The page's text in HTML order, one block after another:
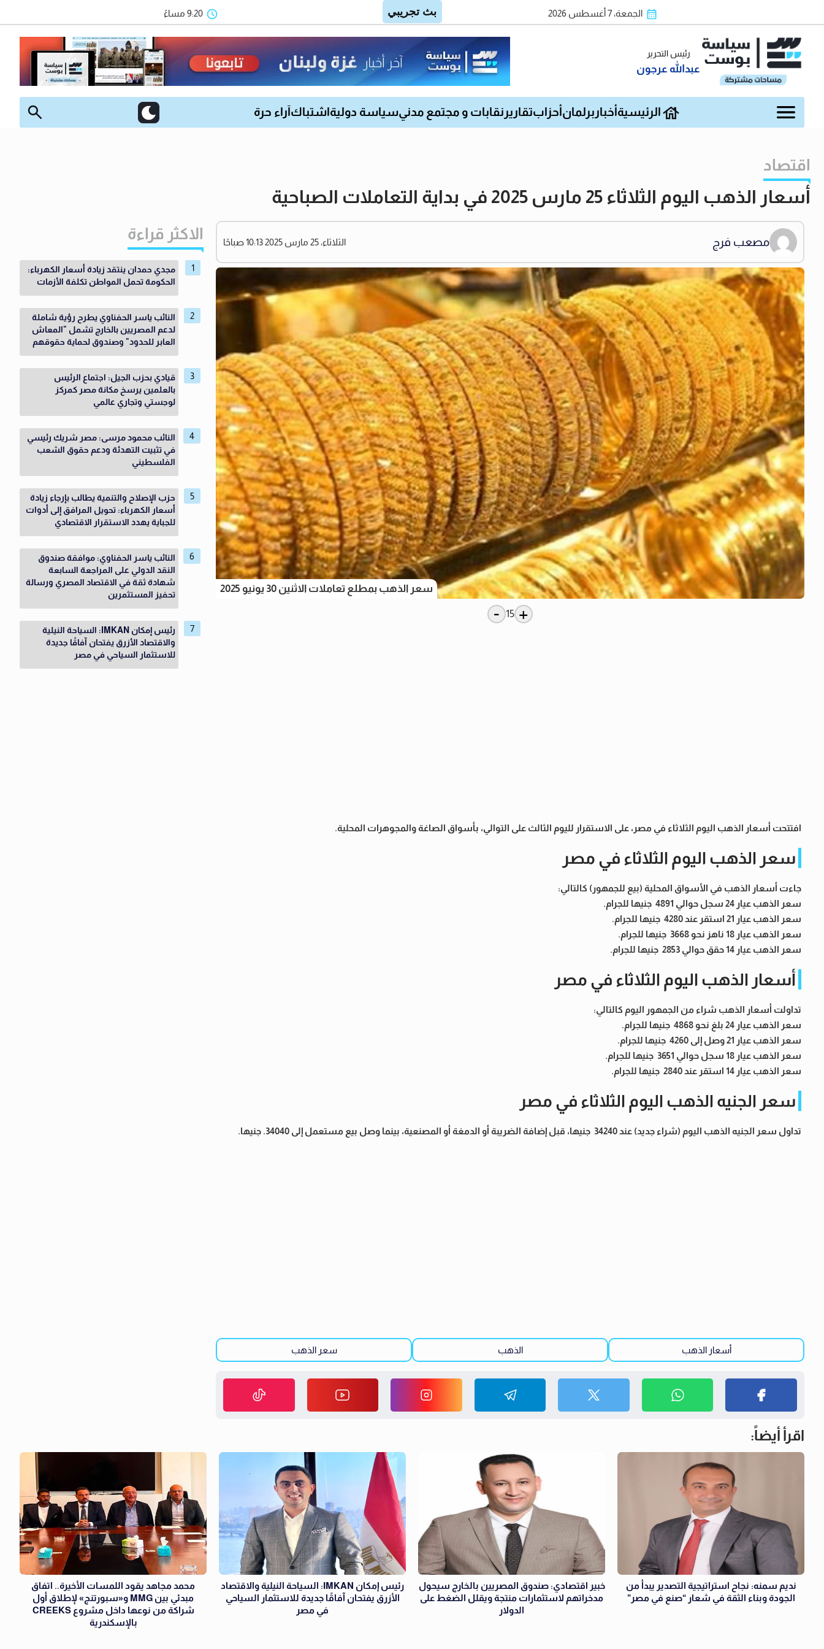
الجمعة، 7 أغسطس 2026 9:20 مساءً
رئيس التحرير
عبدالله عرجون
الرئيسية أخبار برلمان أحزابتقارير نقابات و مجتمع مدنيسياسة دولية اشتباك آراء حرة
اقتصاد
أسعار الذهب اليوم الثلاثاء 25 مارس 2025 في بداية التعاملات الصباحية
مصعب فرج الثلاثاء، 25 مارس 2025 10:13 صباحًا
سعر الذهب بمطلع تعاملات الاثنين 30 يونيو 2025
+
15
-
افتتحت أسعار الذهب اليوم الثلاثاء في مصر، على الاستقرار لليوم الثالث على التوالي، بأسواق الصاغة والمجوهرات المحلية.
سعر الذهب اليوم الثلاثاء في مصر
جاءت أسعار الذهب في الأسواق المحلية (بيع للجمهور) كالتالي:
سعر الذهب عيار 24 سجل حوالي 4891 جنيها للجرام.
سعر الذهب عيار 21 استقر عند 4280 جنيها للجرام.
سعر الذهب عيار 18 ناهز نحو 3668 جنيها للجرام.
سعر الذهب عيار 14 حقق حوالي 2853 جنيها للجرام.
أسعار الذهب اليوم الثلاثاء في مصر
تداولت أسعار الذهب شراء من الجمهور اليوم كالتالي:
سعر الذهب عيار 24 بلغ نحو 4868 جنيها للجرام.
سعر الذهب عيار 21 وصل إلى 4260 جنيها للجرام.
سعر الذهب عيار 18 سجل حوالي 3651 جنيها للجرام.
سعر الذهب عيار 14 استقر عند 2840 جنيها للجرام.
سعر الجنيه الذهب اليوم الثلاثاء في مصر
تداول سعر الجنيه الذهب اليوم (شراء جديد) عند 34240 جنيها، قبل إضافة الضريبة أو الدمغة أو المصنعية، بينما وصل بيع مستعمل إلى 34040. جنيها.
أسعار الذهب الذهب سعر الذهب
الاكثر قراءة
مجدي حمدان ينتقد زيادة أسعار الكهرباء:
الحكومة تحمل المواطن تكلفة الأزمات
النائب ياسر الحفناوي يطرح رؤية شاملة
لدعم المصريين بالخارج تشمل "المعاش
العابر للحدود" وصندوق لحماية حقوقهم
قيادي بحزب الجيل: اجتماع الرئيس
بالعلمين يرسخ مكانة مصر كمركز
لوجستي وتجاري عالمي
النائب محمود مرسى: مصر شريك رئيسي
في تثبيت التهدئة ودعم حقوق الشعب
الفلسطيني
حزب الإصلاح والتنمية يطالب بإرجاء زيادة
أسعار الكهرباء: تحويل المرافق إلى أدوات
للجباية يهدد الاستقرار الاقتصادي
النائب ياسر الحفناوي: موافقة صندوق
النقد الدولي على المراجعة السابعة
شهادة ثقة في الاقتصاد المصري ورسالة
تحفيز المستثمرين
رئيس إمكان IMKAN: السياحة النيلية
والاقتصاد الأزرق يفتحان آفاقًا جديدة
للاستثمار السياحي في مصر
اقرأ أيضاً:
نديم سمنه: نجاح استراتيجية التصدير يبدأ من
الجودة وبناء الثقة في شعار “صنع في مصر”
خبير اقتصادي: صندوق المصريين بالخارج سيحول
مدخراتهم لاستثمارات منتجة ويقلل الضغط على
الدولار
رئيس إمكان IMKAN: السياحة النيلية والاقتصاد
الأزرق يفتحان آفاقًا جديدة للاستثمار السياحي
في مصر
محمد مجاهد يقود اللمسات الأخيرة.. اتفاق
مبدئي بين MMG و«سبورتنج» لإطلاق أول
شراكة من نوعها داخل مشروع CREEKS
بالإسكندرية